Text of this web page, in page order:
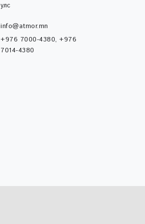
улс
info@atmor.mn
+976 7000-4380, +976
7014-4380